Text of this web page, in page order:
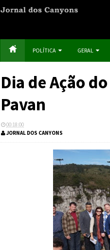
POLÍTICA GERAL
Dia de Ação
Pavan
00:18:00
JORNAL DOS CANYONS